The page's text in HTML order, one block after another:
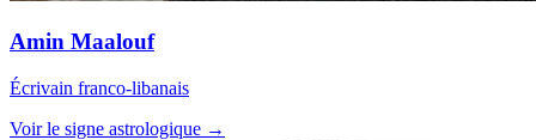
Amin Maalouf
Écrivain franco-libanais
Voir le signe astrologique →